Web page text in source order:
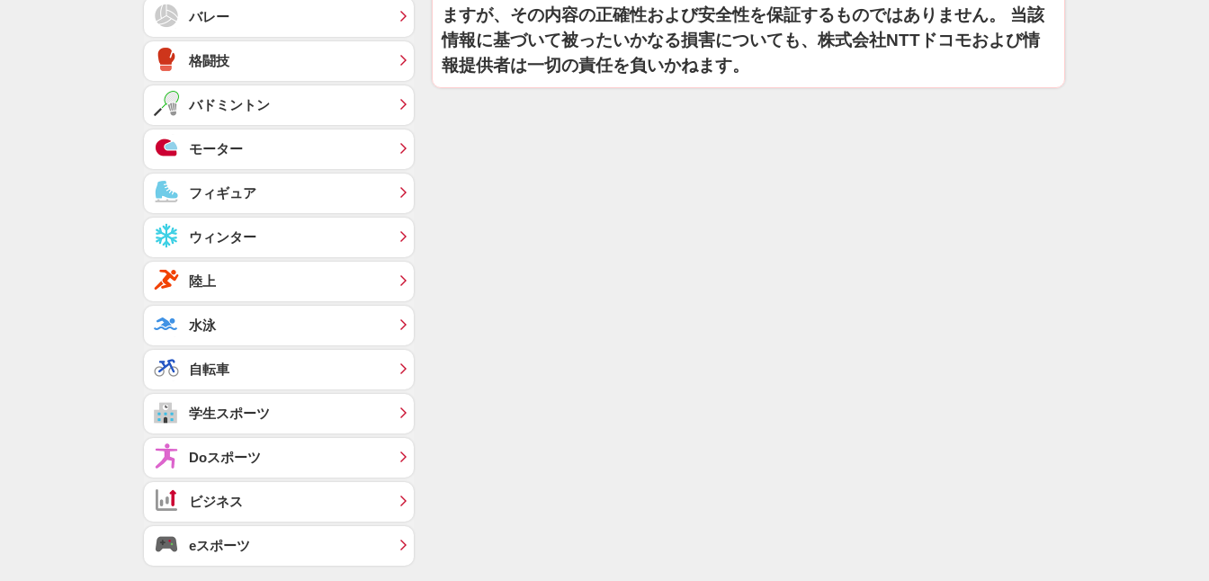
ますが、その内容の正確性および安全性を保証するものではありません。 当該
情報に基づいて被ったいかなる損害についても、株式会社NTTドコモおよび情
報提供者は一切の責任を負いかねます。
バレー
格闘技
バドミントン
モーター
フィギュア
ウィンター
陸上
水泳
自転車
学生スポーツ
Doスポーツ
ビジネス
eスポーツ